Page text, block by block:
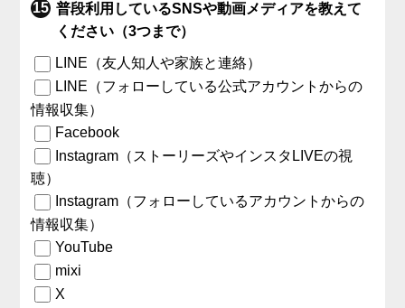
普段利用しているSNSや動画メディアを教えて
ください（3つまで）
LINE（友人知人や家族と連絡）
LINE（フォローしている公式アカウントからの
情報収集）
Facebook
Instagram（ストーリーズやインスタLIVEの視
聴）
Instagram（フォローしているアカウントからの
情報収集）
YouTube
mixi
X